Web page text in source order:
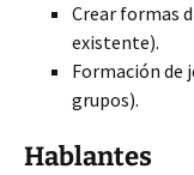
Crear formas
existente).
Formación de
grupos).
Hablantes